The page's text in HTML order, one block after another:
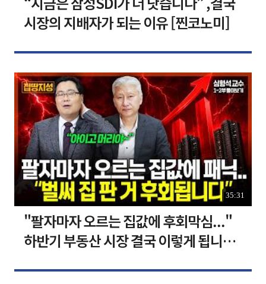
시장의 지배자가 되는 이유 [찐코노미]
35:31
"팔자마자 오르는 집값에 후회막심..."
하반기 부동산 시장 결국 이렇게 됩니다 I